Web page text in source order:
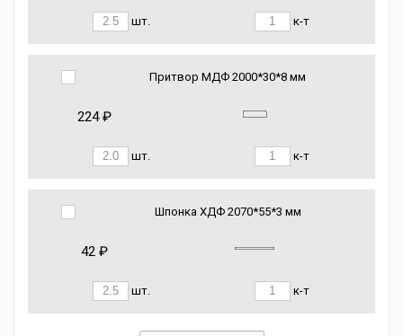
шт. к-т
Притвор МДФ 2000*30*8 мм
224 ₽
шт. к-т
Шпонка ХДФ 2070*55*3 мм
42 ₽
шт. к-т